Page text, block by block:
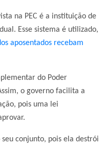
na PEC é a instituição de
Esse sistema é utilizado,
aposentados recebam
do Poder
o governo facilita a
pois uma lei
conjunto, pois ela destrói